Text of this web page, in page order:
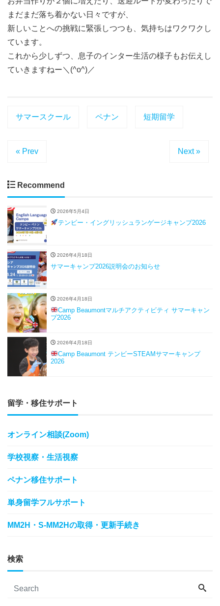
まだまだ落ち着かない日々ですが、
新しいことへの挑戦に緊張しつつも、気持ちはワクワクし
ています。
これから少しずつ、息子のインター生活の様子もお伝えし
ていきますねー＼(^o^)／
サマースクール ペナン 短期留学
« Prev Next »
Recommend
2026年5月4日
テンビー・イングリッシュランゲージキャンプ2026
2026年4月18日
サマーキャンプ2026説明会のお知らせ
2026年4月18日
Camp Beaumontマルチアクティビティ サマーキャン
プ2026
2026年4月18日
Camp Beaumont テンビーSTEAMサマーキャンプ
2026
留学・移住サポート
オンライン相談(Zoom)
学校視察・生活視察
ペナン移住サポート
単身留学フルサポート
MM2H・S-MM2Hの取得・更新手続き
検索